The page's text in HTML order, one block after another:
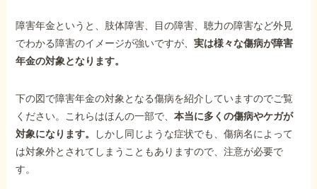
障害年金というと、肢体障害、目の障害、聴力の障害など外見
でわかる障害のイメージが強いですが、実は様々な傷病が障害
年金の対象となります。
下の図で障害年金の対象となる傷病を紹介していますのでご覧
ください。これらはほんの一部で、本当に多くの傷病やケガが
対象になります。
しかし同じような症状でも、傷病名によって
は対象外とされてしまうこともありますので、注意が必要で
す。